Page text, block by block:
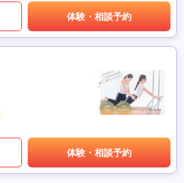
体験・相談予約
体験・相談予約